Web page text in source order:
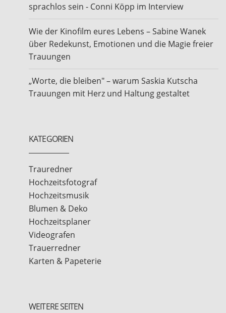
sprachlos sein - Conni Köpp im Interview
Wie der Kinofilm eures Lebens – Sabine Wanek
über Redekunst, Emotionen und die Magie freier
Trauungen
„Worte, die bleiben" – warum Saskia Kutscha
Trauungen mit Herz und Haltung gestaltet
KATEGORIEN
Trauredner
Hochzeitsfotograf
Hochzeitsmusik
Blumen & Deko
Hochzeitsplaner
Videografen
Trauerredner
Karten & Papeterie
WEITERE SEITEN